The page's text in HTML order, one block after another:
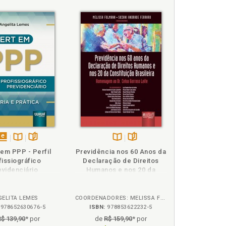
na regra dos "85/95 pontos", p. 125
Disponível
B.V.
páginas
PPP - Perfil
LEMES
5
139,90* por
na
B.V.
Previdência nos 60 Anos da
Declaração de Direitos
Humanos e nos 20 da
COORDENADORES: MELISSA FOLMANN E SUZANI ANDRADE FERRARO
ISBN: 978853622232-5
deR$ 159,90* por